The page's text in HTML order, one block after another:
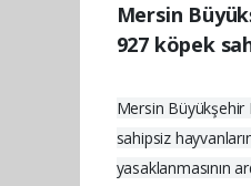
Mersin
927 köpek
Mersin Büyükşehir
sahipsiz
yasaklanmasının